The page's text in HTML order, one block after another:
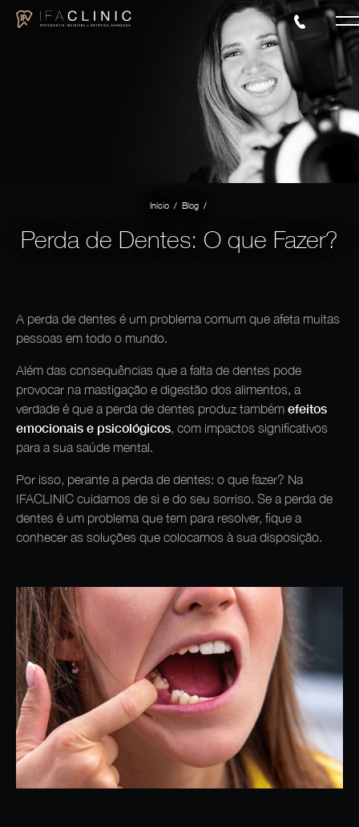
Início / Blog /
Perda de Dentes: O que Fazer?
A perda de dentes é um problema comum que afeta muitas
pessoas em todo o mundo.
Além das consequências que a falta de dentes pode
provocar na mastigação e digestão dos alimentos, a
verdade é que a perda de dentes produz também efeitos
emocionais e psicológicos, com impactos significativos
para a sua saúde mental.
Por isso, perante a perda de dentes: o que fazer? Na
IFACLINIC cuidamos de si e do seu sorriso. Se a perda de
dentes é um problema que tem para resolver, fique a
conhecer as soluções que colocamos à sua disposição.